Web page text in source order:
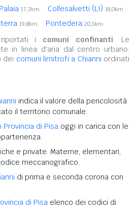
Palaia 17,3km Collesalvetti (LI) 18,0km
19,8km Pontedera 20,1km
i comuni confinanti. Le
in linea d'aria dal centro urbano.
dei comuni limitrofi a Chianni ordinati
indica il valore della pericolosità
il territorio comunale.
Provincia di Pisa oggi in carica con le
e private. Materne, elementari,
meccanografico.
di prima e seconda corona con
di Pisa elenco dei codici di